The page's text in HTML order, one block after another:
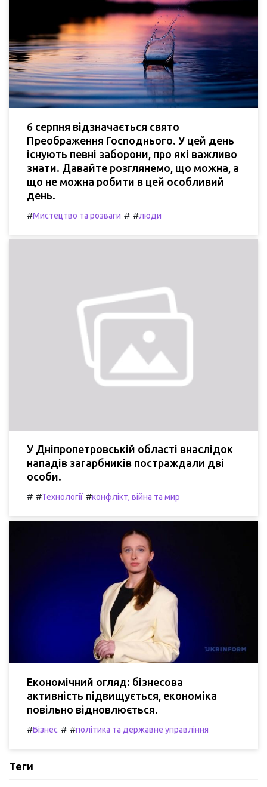
6 серпня відзначається свято
Преображення Господнього. У цей день
існують певні заборони, про які важливо
знати. Давайте розглянемо, що можна, а
що не можна робити в цей особливий
день.
#Мистецтво та розваги # #люди
У Дніпропетровській області внаслідок
нападів загарбників постраждали дві
особи.
# #Технології #конфлікт, війна та мир
Економічний огляд: бізнесова
активність підвищується, економіка
повільно відновлюється.
#Бізнес # #політика та державне управління
Теги